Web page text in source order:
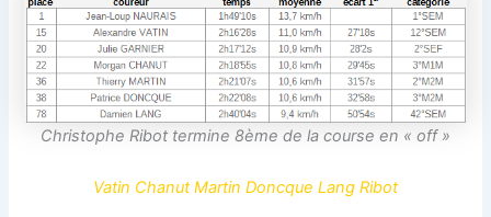
Christophe Ribot termine 8ème de la course en « off »
Vatin Chanut Martin Doncque Lang Ribot